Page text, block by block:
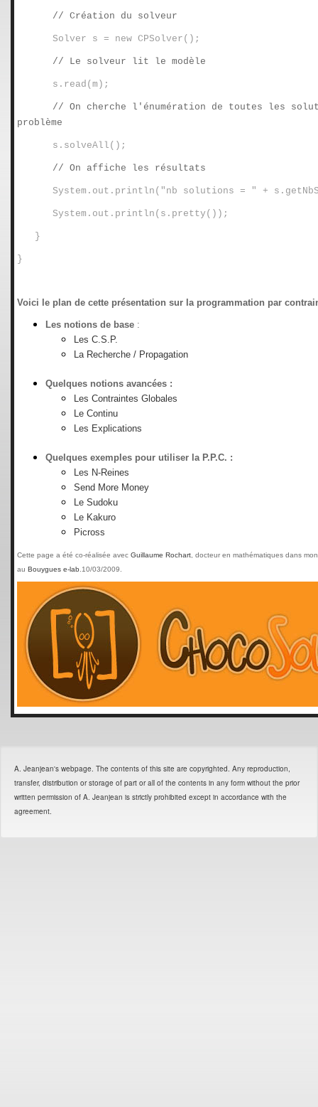
// Création du solveur
Solver s = new CPSolver();
// Le solveur lit le modèle
s.read(m);
// On cherche l'énumération de toutes les
problème
s.solveAll();
// On affiche les résultats
System.out.println("nb solutions = " +
System.out.println(s.pretty());
}
}
Voici le plan de cette présentation sur la programmation par
Les notions de base :
Les C.S.P.
La Recherche / Propagation
Quelques notions avancées :
Les Contraintes Globales
Le Continu
Les Explications
Quelques exemples pour utiliser la P.P.C. :
Les N-Reines
Send More Money
Le Sudoku
Le Kakuro
Picross
Cette page a été co-réalisée avec Guillaume Rochart, docteur en mathématiques dans
au Bouygues e-lab.10/03/2009.
A. Jeanjean's webpage. The contents of this site are copyrighted. Any reproduction,
transfer, distribution or storage of part or all of the contents in any form without the prior
written permission of A. Jeanjean is strictly prohibited except in accordance with the
agreement.